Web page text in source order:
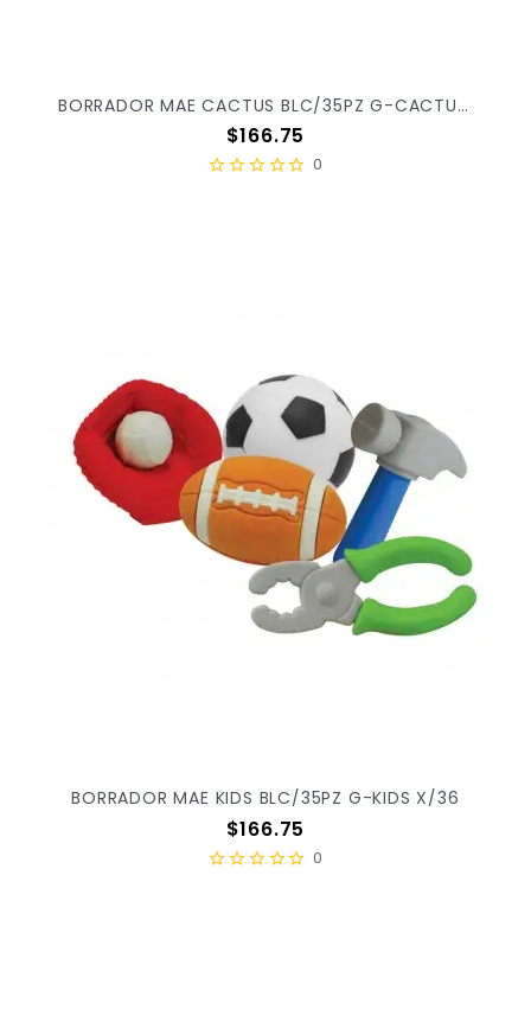
BORRADOR MAE CACTUS BLC/35PZ G-CACTUS X/36
Precio
$166.75
0
BORRADOR MAE KIDS BLC/35PZ G-KIDS X/36
Precio
$166.75
0